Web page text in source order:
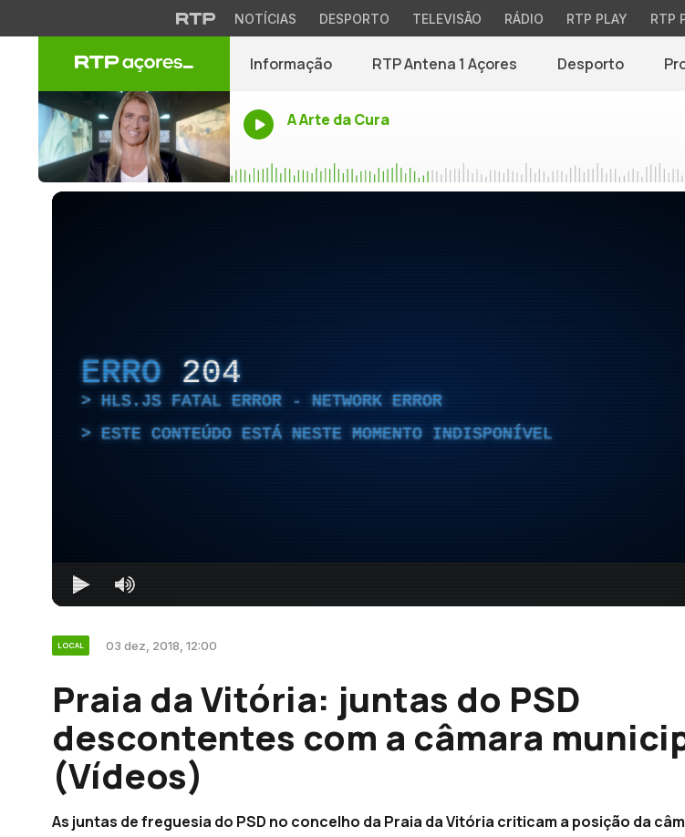
NOTÍCIAS DESPORTO TELEVISÃO RÁDIO RTP PLAY RTP
Informação RTP Antena 1 Açores Desporto
A Arte da Cura
ERRO 204
HLS.JS FATAL ERROR - NETWORK ERROR
ESTE CONTEÚDO ESTÁ NESTE MOMENTO INDISPONÍVEL
LOCAL 03 dez, 2018, 12:00
Praia da Vitória: juntas do PSD
descontentes com a câmara
(Vídeos)
As juntas de freguesia do PSD no concelho da Praia da Vitória criticam a posição da